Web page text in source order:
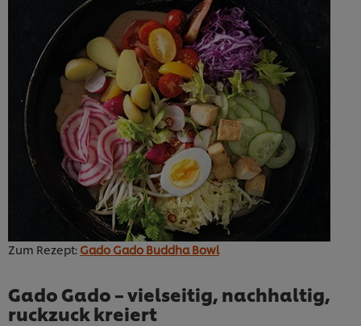
Zum Rezept: Gado Gado Buddha Bowl
Gado Gado – vielseitig, nachhaltig,
ruckzuck kreiert